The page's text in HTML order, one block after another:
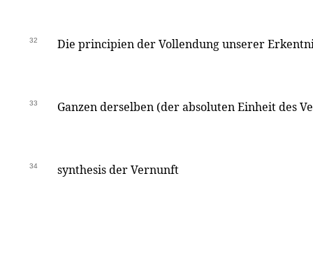
32 Die principien der Vollendung unserer
33 Ganzen derselben (der absoluten Einheit des
34 synthesis der Vernunft